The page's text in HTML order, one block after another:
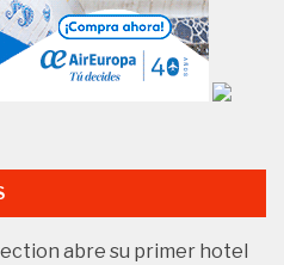
abre su primer hotel